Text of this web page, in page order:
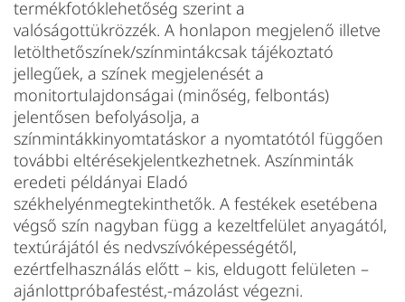
termékfotóklehetőség szerint a
valóságottükrözzék. A honlapon megjelenő illetve
letölthetőszínek/színmintákcsak tájékoztató
jellegűek, a színek megjelenését a
monitortulajdonságai (minőség, felbontás)
jelentősen befolyásolja, a
színmintákkinyomtatáskor a nyomtatótól függően
további eltérésekjelentkezhetnek. Aszínminták
eredeti példányai Eladó
székhelyénmegtekinthetők. A festékek esetébena
végső szín nagyban függ a kezeltfelület anyagától,
textúrájától és nedvszívóképességétől,
ezértfelhasználás előtt – kis, eldugott felületen –
ajánlottpróbafestést,-mázolást végezni.